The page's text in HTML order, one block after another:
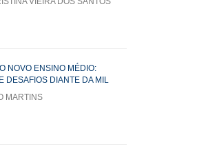
NOVO ENSINO MÉDIO:
DESAFIOS DIANTE DA MIL
MARTINS